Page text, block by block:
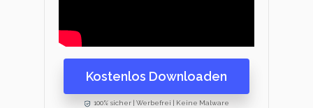
Kostenlos Downloaden
100% sicher | Werbefrei | Keine Malware